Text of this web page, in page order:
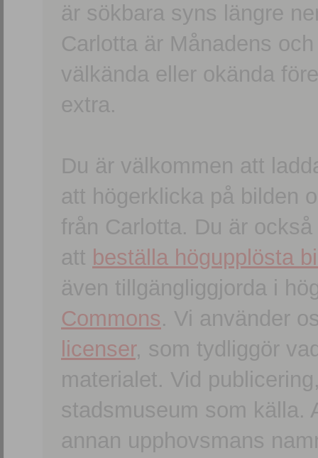
är sökbara syns längre
Carlotta är Månadens
välkända eller okända
extra.
Du är välkommen att
att högerklicka på bilden
från Carlotta. Du är
att beställa högupplösta
även tillgängliggjorda i
Commons. Vi använder
licenser, som tydliggör
materialet. Vid
stadsmuseum som källa.
annan upphovsmans